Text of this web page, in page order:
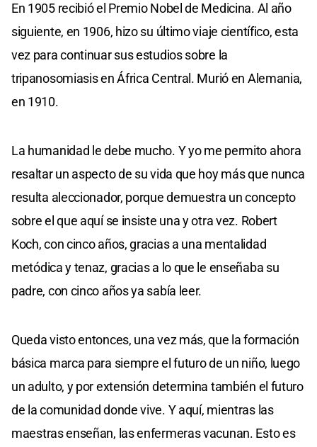
En 1905 recibió el Premio Nobel de Medicina. Al año
siguiente, en 1906, hizo su último viaje científico, esta
vez para continuar sus estudios sobre la
tripanosomiasis en África Central. Murió en Alemania,
en 1910.
La humanidad le debe mucho. Y yo me permito ahora
resaltar un aspecto de su vida que hoy más que nunca
resulta aleccionador, porque demuestra un concepto
sobre el que aquí se insiste una y otra vez. Robert
Koch, con cinco años, gracias a una mentalidad
metódica y tenaz, gracias a lo que le enseñaba su
padre, con cinco años ya sabía leer.
Queda visto entonces, una vez más, que la formación
básica marca para siempre el futuro de un niño, luego
un adulto, y por extensión determina también el futuro
de la comunidad donde vive. Y aquí, mientras las
maestras enseñan, las enfermeras vacunan. Esto es